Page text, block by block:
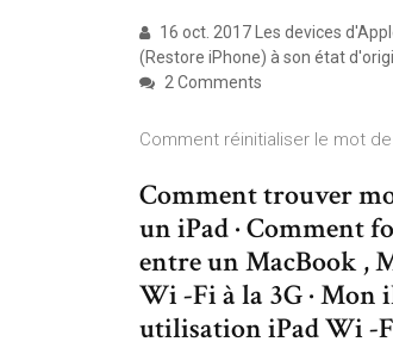
16 oct. 2017 Les devices
(Restore iPhone) à son état
2 Comments
Comment réinitialiser le mot
Comment trouver
un iPad · Comment
entre un MacBook ,
Wi -Fi à la 3G · Mon
utilisation iPad Wi -